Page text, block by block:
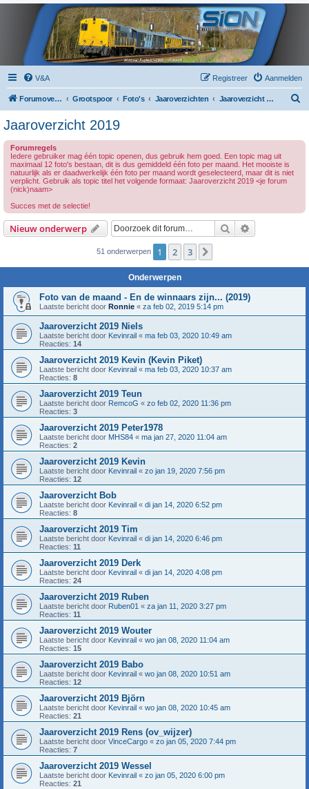
V&A Aanmelden
Registreer
Forumoverzicht Grootspoor Foto's Jaaroverzichten Jaaroverzicht 2019
Jaaroverzicht 2019
Forumregels
Iedere gebruiker mag één topic openen, dus gebruik hem goed. Een topic mag uit
maximaal 12 foto's bestaan, dit is dus gemiddeld één foto per maand. Het mooiste is
natuurlijk als er daadwerkelijk één foto per maand wordt geselecteerd, maar dit is niet
verplicht. Gebruik als topic titel het volgende formaat: Jaaroverzicht 2019 <je forum
(nick)naam>
Succes met de selectie!
Nieuw onderwerp Zoek
51 onderwerpen 1 2 3
Onderwerpen
Foto van de maand - En de winnaars zijn... (2019)
Laatste bericht door Ronnie « za feb 02, 2019 5:14 pm
Jaaroverzicht 2019 Niels
Laatste bericht door Kevinrail « ma feb 03, 2020 10:49 am
Reacties: 14
Jaaroverzicht 2019 Kevin (Kevin Piket)
Laatste bericht door Kevinrail « ma feb 03, 2020 10:37 am
Reacties: 8
Jaaroverzicht 2019 Teun
Laatste bericht door RemcoG « zo feb 02, 2020 11:36 pm
Reacties: 3
Jaaroverzicht 2019 Peter1978
Laatste bericht door MHS84 « ma jan 27, 2020 11:04 am
Reacties: 2
Jaaroverzicht 2019 Kevin
Laatste bericht door Kevinrail « zo jan 19, 2020 7:56 pm
Reacties: 12
Jaaroverzicht Bob
Laatste bericht door Kevinrail « di jan 14, 2020 6:52 pm
Reacties: 8
Jaaroverzicht 2019 Tim
Laatste bericht door Kevinrail « di jan 14, 2020 6:46 pm
Reacties: 11
Jaaroverzicht 2019 Derk
Laatste bericht door Kevinrail « di jan 14, 2020 4:08 pm
Reacties: 24
Jaaroverzicht 2019 Ruben
Laatste bericht door Ruben01 « za jan 11, 2020 3:27 pm
Reacties: 11
Jaaroverzicht 2019 Wouter
Laatste bericht door Kevinrail « wo jan 08, 2020 11:04 am
Reacties: 15
Jaaroverzicht 2019 Babo
Laatste bericht door Kevinrail « wo jan 08, 2020 10:51 am
Reacties: 12
Jaaroverzicht 2019 Björn
Laatste bericht door Kevinrail « wo jan 08, 2020 10:45 am
Reacties: 21
Jaaroverzicht 2019 Rens (ov_wijzer)
Laatste bericht door VinceCargo « zo jan 05, 2020 7:44 pm
Reacties: 7
Jaaroverzicht 2019 Wessel
Laatste bericht door Kevinrail « zo jan 05, 2020 6:00 pm
Reacties: 21